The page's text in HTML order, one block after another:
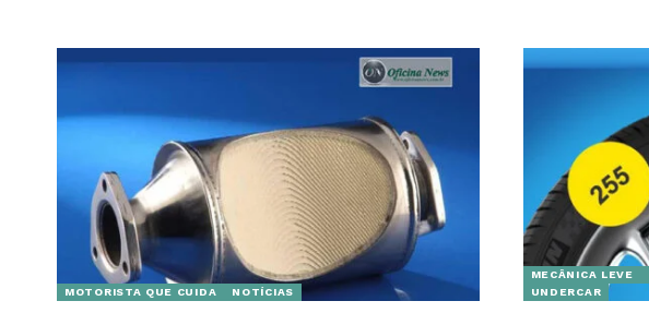
MOTORISTA QUE CUIDA NOTÍCIAS
MECÂNICA LEVE
UNDERCAR